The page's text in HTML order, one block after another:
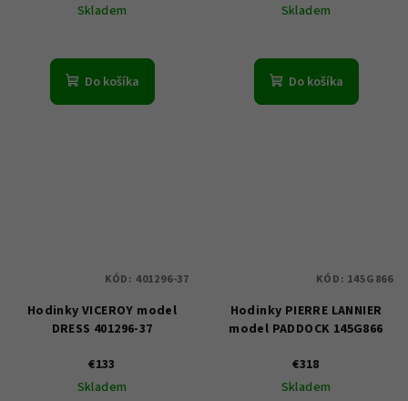
Skladem
Do košíka
Skladem
Do košíka
Hodinky VICEROY model
DRESS 401296-37
€133
Skladem
KÓD: 401296-37
Hodinky PIERRE LANNIER
model PADDOCK 145G866
€318
Skladem
KÓD: 145G866